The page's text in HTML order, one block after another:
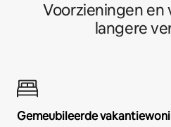
Voorzieningen en
langere
Gemeubileerde